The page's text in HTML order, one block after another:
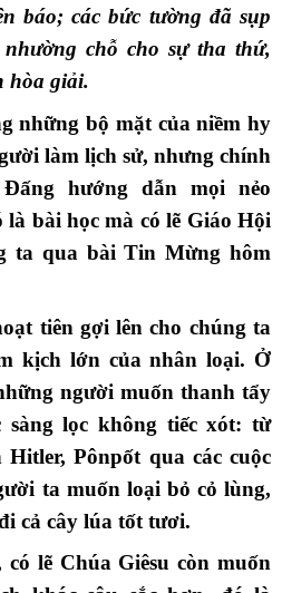
báo; các bức tường đã sụp
chỗ cho sự tha thứ,
hòa giải.
những bộ mặt của niềm hy
làm lịch sử, nhưng chính
hướng dẫn mọi nẻo
bài học mà có lẽ Giáo Hội
ta qua bài Tin Mừng hôm
tiên gợi lên cho chúng ta
kịch lớn của nhân loại. Ở
người muốn thanh tẩy
sàng lọc không tiếc xót: từ
Pônpốt qua các cuộc
ta muốn loại bỏ cỏ lùng,
cả cây lúa tốt tươi.
lẽ Chúa Giêsu còn muốn